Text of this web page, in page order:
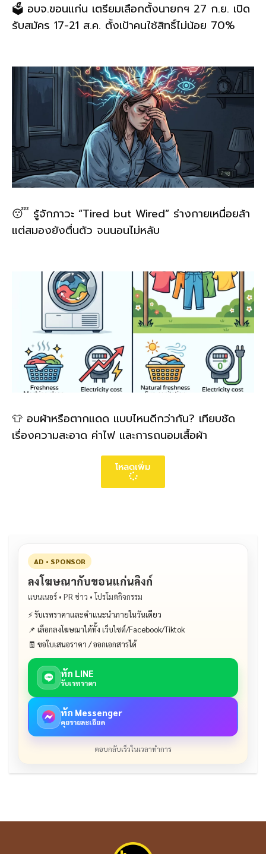
🗳️ อบจ.ขอนแก่น เตรียมเลือกตั้งนายกฯ 27 ก.ย. เปิด
รับสมัคร 17-21 ส.ค. ตั้งเป้าคนใช้สิทธิ์ไม่น้อย 70%
😴 รู้จักภาวะ “Tired but Wired” ร่างกายเหนื่อยล้า
แต่สมองยังตื่นตัว จนนอนไม่หลับ
👕 อบผ้าหรือตากแดด แบบไหนดีกว่ากัน? เทียบชัด
เรื่องความสะอาด ค่าไฟ และการถนอมเสื้อผ้า
โหลดเพิ่ม
AD • SPONSOR
ลงโฆษณากับขอนแก่นลิงก์
แบนเนอร์ • PR ข่าว • โปรโมตกิจกรรม
⚡ รับเรทราคาและคำแนะนำภายในวันเดียว
📌 เลือกลงโฆษณาได้ทั้ง เว็บไซต์/Facebook/Tiktok
🧾 ขอใบเสนอราคา / ออกเอกสารได้
ทัก LINE
รับเรทราคา
ทัก Messenger
คุยรายละเอียด
ตอบกลับเร็วในเวลาทำการ